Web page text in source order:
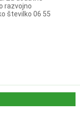
razvojno
številko 06 55